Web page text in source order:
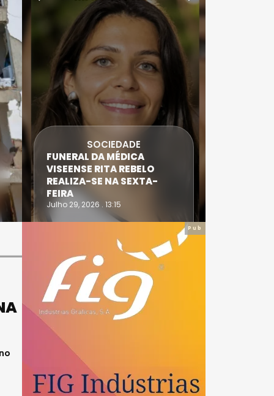
SOCIEDADE
FUNERAL DA MÉDICA
VISEENSE RITA REBELO
REALIZA-SE NA SEXTA-
FEIRA
Julho 29, 2026 . 13:15
Pub